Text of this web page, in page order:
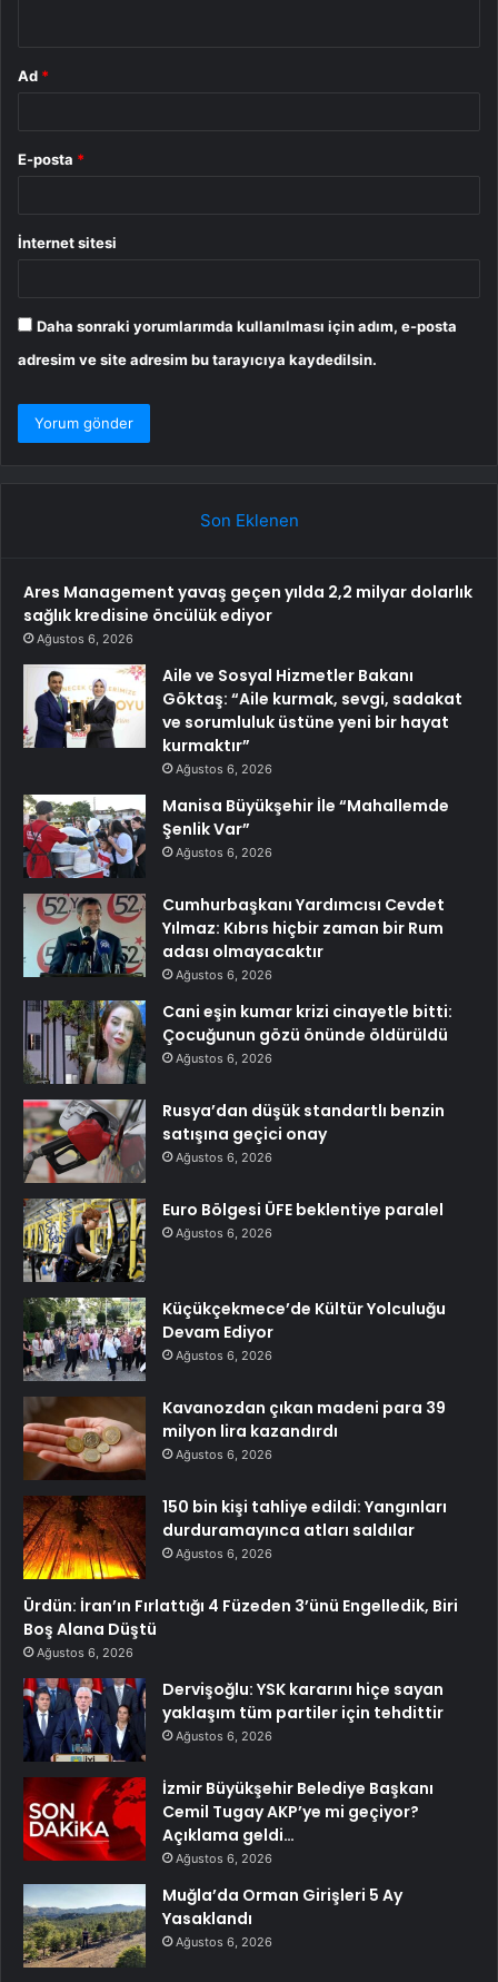
Ad *
E-posta *
İnternet sitesi
Daha sonraki yorumlarımda kullanılması için adım, e-posta
adresim ve site adresim bu tarayıcıya kaydedilsin.
Son Eklenen
Ares Management yavaş geçen yılda 2,2 milyar dolarlık
sağlık kredisine öncülük ediyor
Ağustos 6, 2026
Aile ve Sosyal Hizmetler Bakanı
Göktaş: “Aile kurmak, sevgi, sadakat
ve sorumluluk üstüne yeni bir hayat
kurmaktır”
Ağustos 6, 2026
Manisa Büyükşehir İle “Mahallemde
Şenlik Var”
Ağustos 6, 2026
Cumhurbaşkanı Yardımcısı Cevdet
Yılmaz: Kıbrıs hiçbir zaman bir Rum
adası olmayacaktır
Ağustos 6, 2026
Cani eşin kumar krizi cinayetle bitti:
Çocuğunun gözü önünde öldürüldü
Ağustos 6, 2026
Rusya’dan düşük standartlı benzin
satışına geçici onay
Ağustos 6, 2026
Euro Bölgesi ÜFE beklentiye paralel
Ağustos 6, 2026
Küçükçekmece’de Kültür Yolculuğu
Devam Ediyor
Ağustos 6, 2026
Kavanozdan çıkan madeni para 39
milyon lira kazandırdı
Ağustos 6, 2026
150 bin kişi tahliye edildi: Yangınları
durduramayınca atları saldılar
Ağustos 6, 2026
Ürdün: İran’ın Fırlattığı 4 Füzeden 3’ünü Engelledik, Biri
Boş Alana Düştü
Ağustos 6, 2026
Dervişoğlu: YSK kararını hiçe sayan
yaklaşım tüm partiler için tehdittir
Ağustos 6, 2026
İzmir Büyükşehir Belediye Başkanı
Cemil Tugay AKP’ye mi geçiyor?
Açıklama geldi…
Ağustos 6, 2026
Muğla’da Orman Girişleri 5 Ay
Yasaklandı
Ağustos 6, 2026